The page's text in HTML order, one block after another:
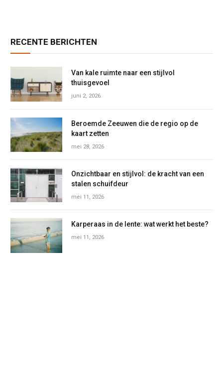
RECENTE BERICHTEN
Van kale ruimte naar een stijlvol
thuisgevoel
juni 2, 2026
Beroemde Zeeuwen die de regio op de
kaart zetten
mei 28, 2026
Onzichtbaar en stijlvol: de kracht van een
stalen schuifdeur
mei 11, 2026
Karperaas in de lente: wat werkt het beste?
mei 11, 2026